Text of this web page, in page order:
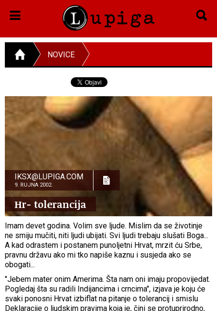
NOVICE
IKSX@LUPIGA.COM
9. RUJNA 2002.
Hr- tolerancija
Imam devet godina. Volim sve ljude. Mislim da se životinje
ne smiju mučiti, niti ljudi ubijati. Svi ljudi trebaju slušati Boga...
A kad odrastem i postanem punoljetni Hrvat, mrzit ću Srbe,
pravnu državu ako mi tko napiše kaznu i susjeda ako se
obogati...
"Jebem mater onim Amerima. Šta nam oni imaju propovijedat.
Pogledaj šta su radili Indijancima i crncima", izjava je koju će
svaki ponosni Hrvat izbiflat na pitanje o tolerancij i smislu
Deklaracije o ljudskim pravima koja je, čini se protuprirodno,